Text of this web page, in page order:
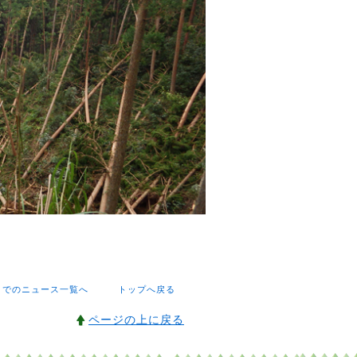
でのニュース一覧へ トップへ戻る
ページの上に戻る